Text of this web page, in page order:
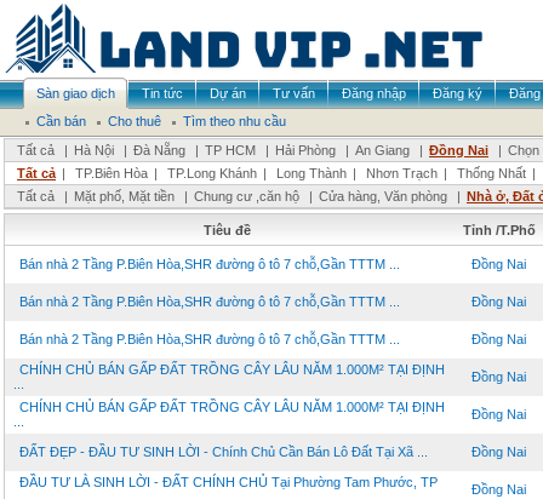
Sàn giao dịch Tin tức Dự án Tư vấn Đăng nhập Đăng ký
Đăng
Cần bán
Cho thuê
Tìm theo nhu cầu
Tất cả
| Hà Nội | Đà Nẵng | TP HCM | Hải Phòng | An Giang | Đồng Nai | Chọn
Tất cả | TP.Biên Hòa | TP.Long Khánh | Long Thành | Nhơn Trạch | Thống Nhất |
Tất cả
| Mặt phố, Mặt tiền | Chung cư ,căn hộ | Cửa hàng, Văn phòng | Nhà ở, Đất
Tiêu đề Tỉnh /T.Phố
Bán nhà 2 Tầng P.Biên Hòa,SHR đường ô tô 7 chỗ,Gần TTTM ... Đồng Nai
Bán nhà 2 Tầng P.Biên Hòa,SHR đường ô tô 7 chỗ,Gần TTTM ... Đồng Nai
Bán nhà 2 Tầng P.Biên Hòa,SHR đường ô tô 7 chỗ,Gần TTTM ... Đồng Nai
CHÍNH CHỦ BÁN GẤP ĐẤT TRỒNG CÂY LÂU NĂM 1.000M² TẠI ĐỊNH
Đồng Nai
CHÍNH CHỦ BÁN GẤP ĐẤT TRỒNG CÂY LÂU NĂM 1.000M² TẠI ĐỊNH
Đồng Nai
ĐẤT ĐẸP - ĐẦU TƯ SINH LỜI - Chính Chủ Cần Bán Lô Đất Tại Xã ... Đồng Nai
ĐẦU TƯ LÀ SINH LỜI - ĐẤT CHÍNH CHỦ Tại Phường Tam Phước, TP
Đồng Nai